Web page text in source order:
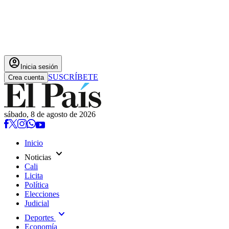
account_circle Inicia sesión
Crea cuenta SUSCRÍBETE
sábado, 8 de agosto de 2026
Inicio
Noticias expand_more
Cali
Licita
Política
Elecciones
Judicial
Deportes expand_more
Economía